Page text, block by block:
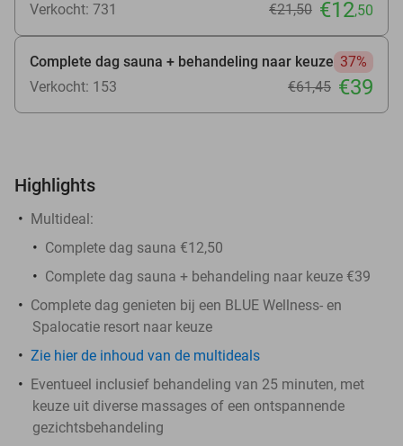
Verkocht: 731
€21,50 €12,50
Complete dag sauna + behandeling naar keuze 37%
Verkocht: 153
€61,45 €39
Highlights
Multideal:
Complete dag sauna €12,50
Complete dag sauna + behandeling naar keuze €39
Complete dag genieten bij een BLUE Wellness- en
Spalocatie resort naar keuze
Zie hier de inhoud van de multideals
Eventueel inclusief behandeling van 25 minuten, met
keuze uit diverse massages of een ontspannende
gezichtsbehandeling